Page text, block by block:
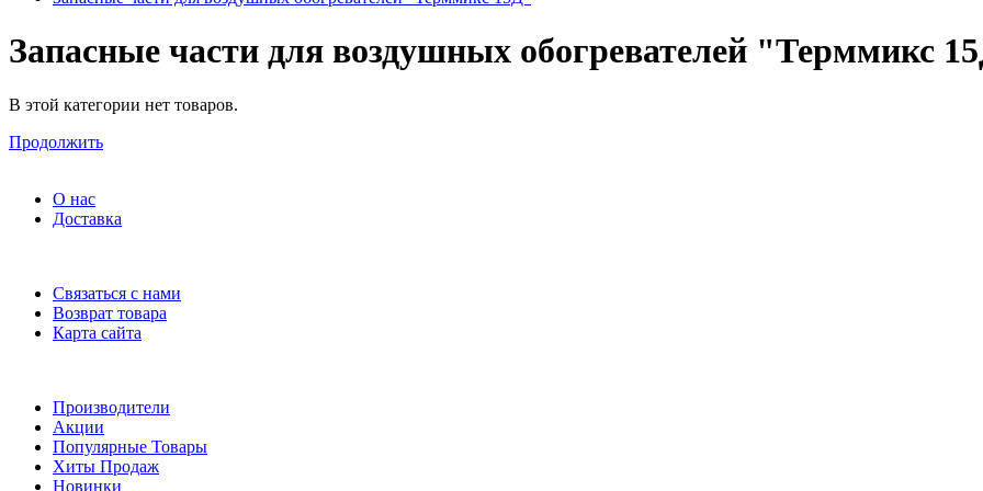
Запасные части для воздушных обогревателей "Терммикс
В этой категории нет товаров.
Продолжить
О нас
Доставка
Связаться с нами
Возврат товара
Карта сайта
Производители
Акции
Популярные Товары
Хиты Продаж
Новинки